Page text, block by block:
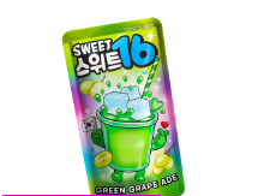
precio
original
era:
$2.990.
precio
actual
es:
$2.243.